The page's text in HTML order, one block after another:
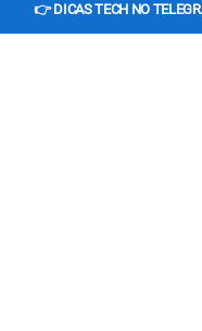
👉 DICAS TECH NO